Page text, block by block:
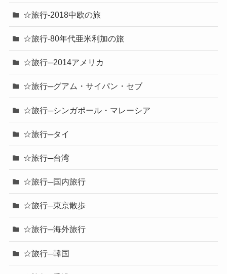
☆旅行-2018中欧の旅
☆旅行-80年代亜米利加の旅
☆旅行─2014アメリカ
☆旅行─グアム・サイパン・セブ
☆旅行─シンガポール・マレーシア
☆旅行─タイ
☆旅行─台湾
☆旅行─国内旅行
☆旅行─東京散歩
☆旅行─海外旅行
☆旅行─韓国